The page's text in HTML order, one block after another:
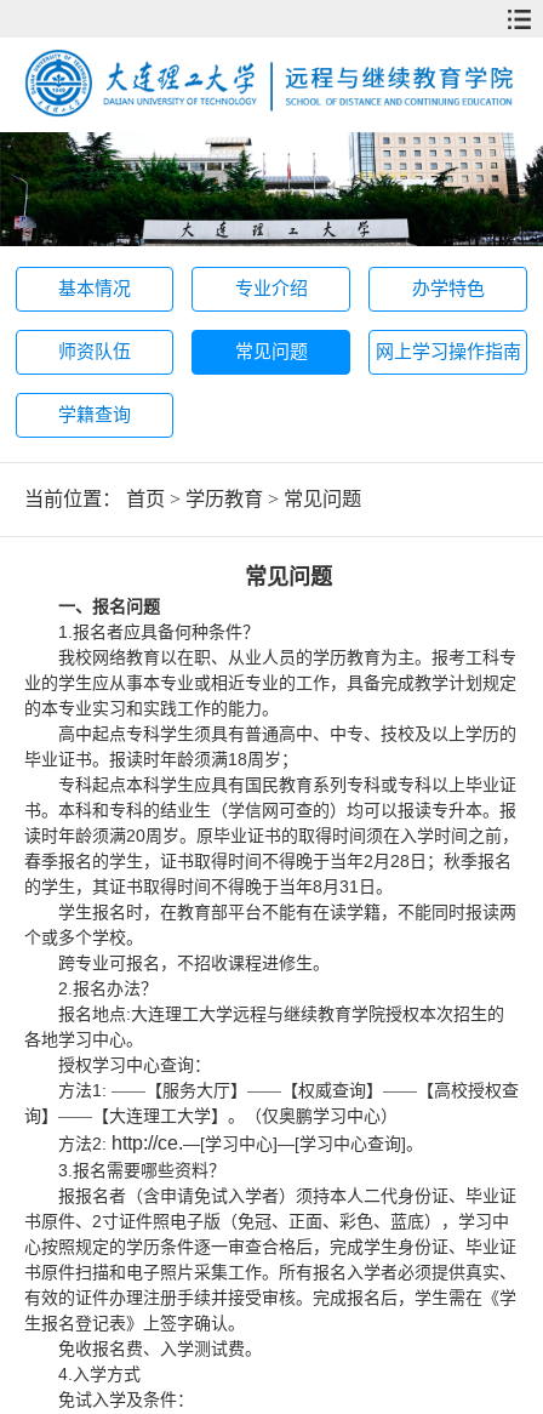
基本情况 专业介绍 办学特色
师资队伍 常见问题 网上学习操作指南
学籍查询
当前位置： 首页 > 学历教育 > 常见问题
常见问题
一、报名问题
1. 报名者应具备何种条件？
我校网络教育以在职、从业人员的学历教育为主。报考工科专
业的学生应从事本专业或相近专业的工作，具备完成教学计划规定
的本专业实习和实践工作的能力。
高中起点专科学生须具有普通高中、中专、技校及以上学历的
毕业证书。报读时年龄须满18周岁；
专科起点本科学生应具有国民教育系列专科或专科以上毕业证
书。本科和专科的结业生（学信网可查的）均可以报读专升本。报
读时年龄须满20周岁。原毕业证书的取得时间须在入学时间之前，
春季报名的学生，证书取得时间不得晚于当年2 月 28 日；秋季报名
的学生，其证书取得时间不得晚于当年8 月 31 日。
学生报名时，在教育部平台不能有在读学籍，不能同时报读两
个或多个学校。
跨专业可报名，不招收课程进修生。
2. 报名办法？
报名地点:大连理工大学远程与继续教育学院授权本次招生的
各地学习中心。
授权学习中心查询：
方法1: ——【服务大厅】——【权威查询】——【高校授权查
询】——【大连理工大学】。（仅奥鹏学习中心）
方法2: http://ce.—[学习中心]—[学习中心查询]。
3. 报名需要哪些资料？
报报名者（含申请免试入学者）须持本人二代身份证、毕业证
书原件、 2寸证件照电子版（免冠、正面、彩色、蓝底），学习中
心按照规定的学历条件逐一审查合格后，完成学生身份证、毕业证
书原件扫描和电子照片采集工作。所有报名入学者必须提供真实、
有效的证件办理注册手续并接受审核。完成报名后，学生需在《学
生报名登记表》上签字确认。
免收报名费、入学测试费。
4. 入学方式
免试入学及条件：